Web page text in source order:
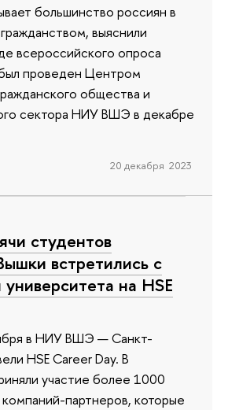
большинство россиян в
выяснили
всероссийского опроса
проведен Центром
общества и
сектора НИУ ВШЭ в декабре
20 декабря 2023
студентов
встретились с
на HSE
в НИУ ВШЭ — Санкт-
HSE Career Day. В
участие более 1000
партнеров, которые